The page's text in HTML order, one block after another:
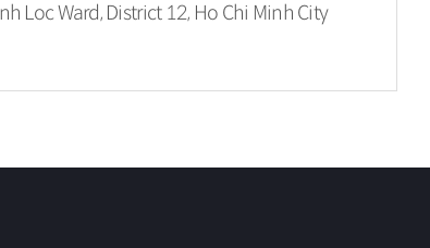
Loc Ward, District 12, Ho Chi Minh City